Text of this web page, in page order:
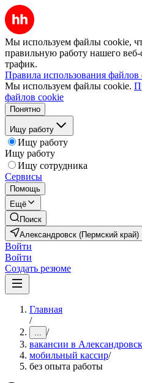
Мы используем файлы cookie,
правильную работу нашего веб-
трафик.
Правила использования файлов
Мы используем файлы cookie.
файлов cookie
Понятно
Ищу работу
Ищу работу
Ищу работу
Ищу сотрудника
Сервисы
Помощь
Ещё
Поиск
Александровск (Пермский край)
Войти
Войти
Создать резюме
Главная
/
... /
вакансии в
мобильный кассир/
без опыта работы